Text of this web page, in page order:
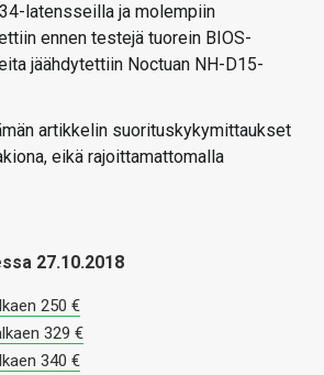
latensseilla ja molempiin
ennen testejä tuorein BIOS-
jäähdytettiin Noctuan NH-D15-
artikkelin suorituskykymittaukset
eikä rajoittamattomalla
27.10.2018
250 €
329 €
340 €